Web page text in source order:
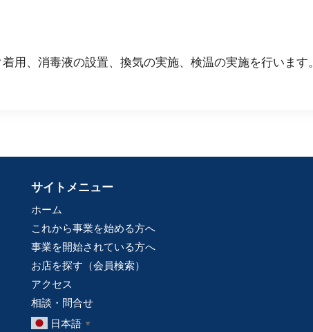
、消毒液の設置、換気の実施、検温の実施を行います。
サイトメニュー
ホーム
これから事業を始める方へ
事業を開始されている方へ
お店を探す（会員検索）
アクセス
相談・問合せ
日本語 ▼